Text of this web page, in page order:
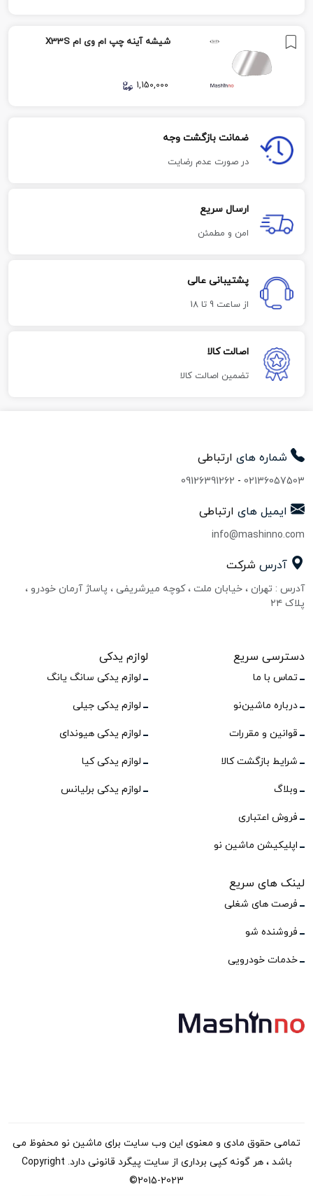
شیشه آینه چپ ام وی ام X33S
1,150,000
ضمانت بازگشت وجه
در صورت عدم رضایت
ارسال سریع
امن و مطمئن
پشتیبانی عالی
از ساعت 9 تا 18
اصالت کالا
تضمین اصالت کالا
شماره های ارتباطی
02136057503
-
09126391262
ایمیل های ارتباطی
info@mashinno.com
آدرس شرکت
آدرس : تهران ، خیابان ملت ، کوچه میرشریفی ، پاساژ آرمان خودرو ،
پلاک ۲۴
دسترسی سریع
تماس با ما
درباره ماشین‌نو
قوانین و مقررات
شرایط بازگشت کالا
وبلاگ
فروش اعتباری
اپلیکیشن ماشین نو
لوازم یدکی
لوازم یدکی سانگ یانگ
لوازم یدکی جیلی
لوازم یدکی هیوندای
لوازم یدکی کیا
لوازم یدکی برلیانس
لینک های سریع
فرصت های شغلی
فروشنده شو
خدمات خودرویی
تمامی حقوق مادی و معنوی این وب سایت برای ماشین نو محفوظ می
باشد ، هر گونه کپی برداری از سایت پیگرد قانونی دارد. Copyright
©2015-2023